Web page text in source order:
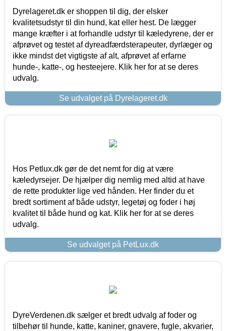
Dyrelageret.dk er shoppen til dig, der elsker
kvalitetsudstyr til din hund, kat eller hest. De lægger
mange kræfter i at forhandle udstyr til kæledyrene, der er
afprøvet og testet af dyreadfærdsterapeuter, dyrlæger og
ikke mindst det vigtigste af alt, afprøvet af erfarne
hunde-, katte-, og hesteejere. Klik her for at se deres
udvalg.
Se udvalget på Dyrelageret.dk
Hos Petlux.dk gør de det nemt for dig at være
kæledyrsejer. De hjælper dig nemlig med altid at have
de rette produkter lige ved hånden. Her finder du et
bredt sortiment af både udstyr, legetøj og foder i høj
kvalitet til både hund og kat. Klik her for at se deres
udvalg.
Se udvalget på PetLux.dk
DyreVerdenen.dk sælger et bredt udvalg af foder og
tilbehør til hunde, katte, kaniner, gnavere, fugle, akvarier,